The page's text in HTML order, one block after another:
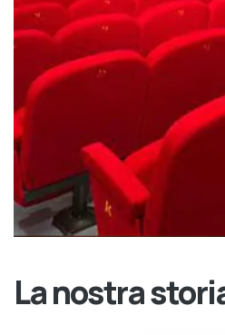
La nostra